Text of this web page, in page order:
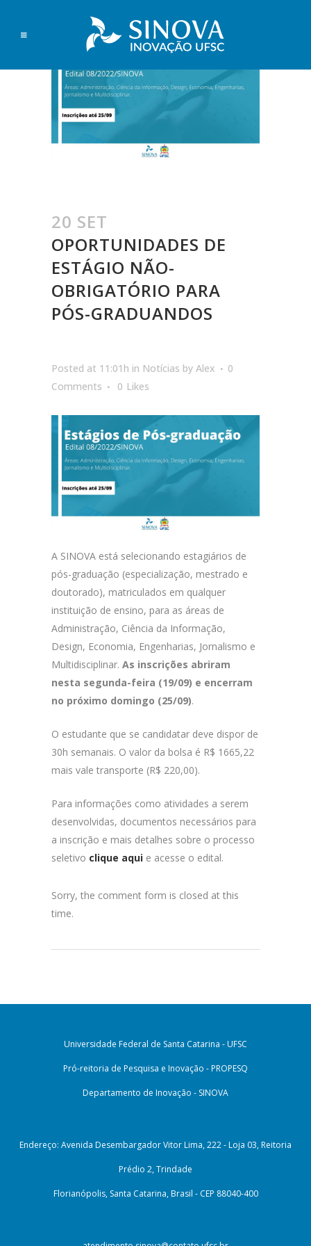
20 SET
OPORTUNIDADES DE
ESTÁGIO NÃO-
OBRIGATÓRIO PARA
PÓS-GRADUANDOS
Posted at 11:01h in Notícias by Alex
0
Comments
0 Likes
A SINOVA está selecionando estagiários de
pós-graduação (especialização, mestrado e
doutorado), matriculados em qualquer
instituição de ensino, para as áreas de
Administração, Ciência da Informação,
Design, Economia, Engenharias, Jornalismo e
Multidisciplinar. As inscrições abriram
nesta segunda-feira (19/09) e encerram
no próximo domingo (25/09).
O estudante que se candidatar deve dispor de
30h semanais. O valor da bolsa é R$ 1665,22
mais vale transporte (R$ 220,00).
Para informações como atividades a serem
desenvolvidas, documentos necessários para
a inscrição e mais detalhes sobre o processo
seletivo clique aqui e acesse o edital.
Sorry, the comment form is closed at this
time.
Universidade Federal de Santa Catarina - UFSC
Pró-reitoria de Pesquisa e Inovação - PROPESQ
Departamento de Inovação - SINOVA
Endereço: Avenida Desembargador Vitor Lima, 222 - Loja 03, Reitoria
Prédio 2, Trindade
Florianópolis, Santa Catarina, Brasil - CEP 88040-400